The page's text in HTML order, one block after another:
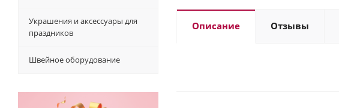
Описание Отзывы
Украшения и аксессуары для
праздников
Швейное оборудование